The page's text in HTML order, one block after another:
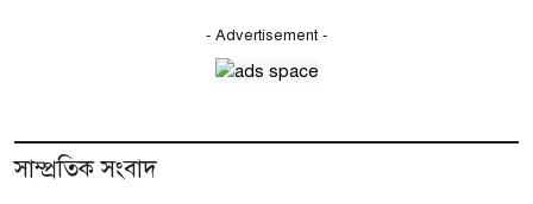
- Advertisement -
সাম্প্রতিক সংবাদ